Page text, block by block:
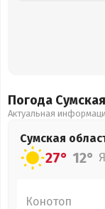
Погода Сумская
Актуальная
Сумская
27° 12°
Конотоп